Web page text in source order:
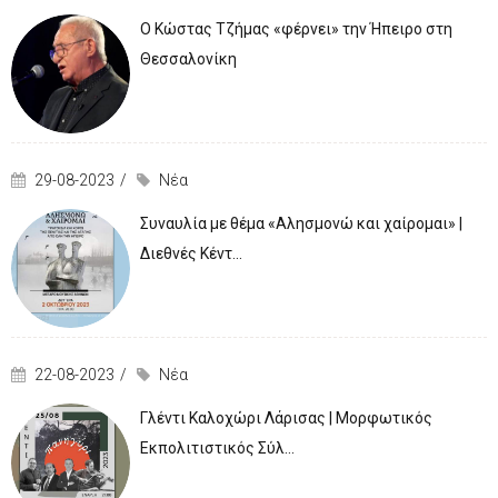
Ο Κώστας Τζήμας «φέρνει» την Ήπειρο στη
Θεσσαλονίκη
29-08-2023 Νέα
Συναυλία με θέμα «Αλησμονώ και χαίρομαι» |
Διεθνές Κέντ...
22-08-2023 Νέα
Γλέντι Καλοχώρι Λάρισας | Μορφωτικός
Εκπολιτιστικός Σύλ...